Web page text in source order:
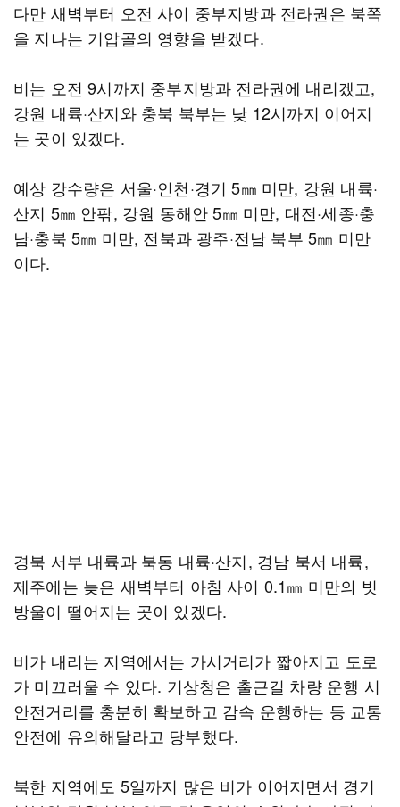
다만 새벽부터 오전 사이 중부지방과 전라권은 북쪽
을 지나는 기압골의 영향을 받겠다.
비는 오전 9시까지 중부지방과 전라권에 내리겠고,
강원 내륙·산지와 충북 북부는 낮 12시까지 이어지
는 곳이 있겠다.
예상 강수량은 서울·인천·경기 5㎜ 미만, 강원 내륙·
산지 5㎜ 안팎, 강원 동해안 5㎜ 미만, 대전·세종·충
남·충북 5㎜ 미만, 전북과 광주·전남 북부 5㎜ 미만
이다.
경북 서부 내륙과 북동 내륙·산지, 경남 북서 내륙,
제주에는 늦은 새벽부터 아침 사이 0.1㎜ 미만의 빗
방울이 떨어지는 곳이 있겠다.
비가 내리는 지역에서는 가시거리가 짧아지고 도로
가 미끄러울 수 있다. 기상청은 출근길 차량 운행 시
안전거리를 충분히 확보하고 감속 운행하는 등 교통
안전에 유의해달라고 당부했다.
북한 지역에도 5일까지 많은 비가 이어지면서 경기